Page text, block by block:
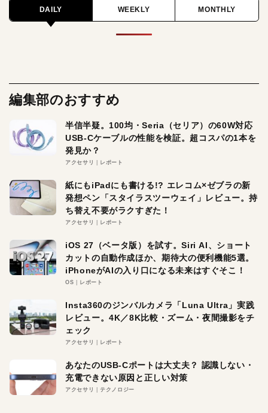
DAILY WEEKLY MONTHLY
編集部のおすすめ
半信半疑。100均・Seria（セリア）の60W対応
USB-Cケーブルの性能を検証。超コスパの1本を
発見か？
アクセサリ レポート
紙にもiPadにも書ける!? エレコム×ゼブラの新
発想ペン「スタイラスツーウェイ」レビュー。持
ち替え不要がラクすぎた！
アクセサリ レポート
iOS 27（ベータ版）を試す。Siri AI、ショート
カットの自動作成ほか、期待大の便利機能5選。
iPhoneがAIの入り口になる未来はすぐそこ！
OS レポート
Insta360のジンバルカメラ「Luna Ultra」実践
レビュー。4K／8K比較・ズーム・夜間撮影をチ
ェック
アクセサリ レポート
あなたのUSB-Cポートは大丈夫？ 認識しない・
充電できない原因と正しい対策
アクセサリ テクノロジー